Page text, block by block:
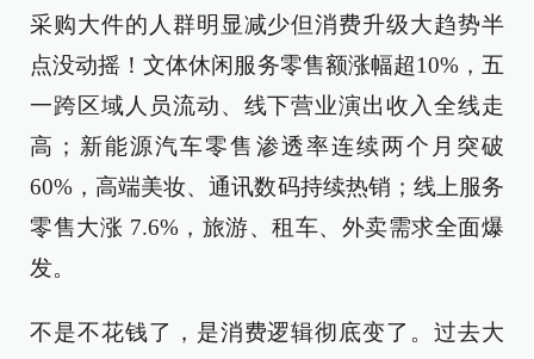
采购大件的人群明显减少但消费升级大趋势半
点没动摇！文体休闲服务零售额涨幅超10%，五
一跨区域人员流动、线下营业演出收入全线走
高；新能源汽车零售渗透率连续两个月突破
60%，高端美妆、通讯数码持续热销；线上服务
零售大涨 7.6%，旅游、租车、外卖需求全面爆
发。
不是不花钱了，是消费逻辑彻底变了。过去大